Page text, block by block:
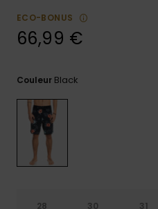
la FAQ
ECO-BONUS
66,99 €
Couleur Black
28 30 31